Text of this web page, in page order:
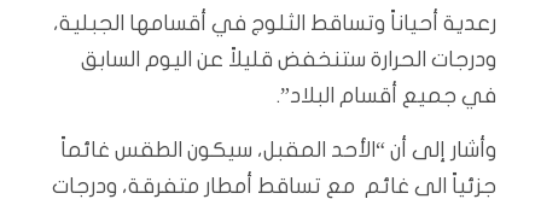
رعدية أحياناً وتساقط الثلوج في أقسامها الجبلية،
ودرجات الحرارة ستنخفض قليلاً عن اليوم السابق
في جميع أقسام البلاد”.
وأشار إلى أن “الأحد المقبل، سيكون الطقس غائماً
جزئياً الى غائم مع تساقط أمطار متفرقة، ودرجات